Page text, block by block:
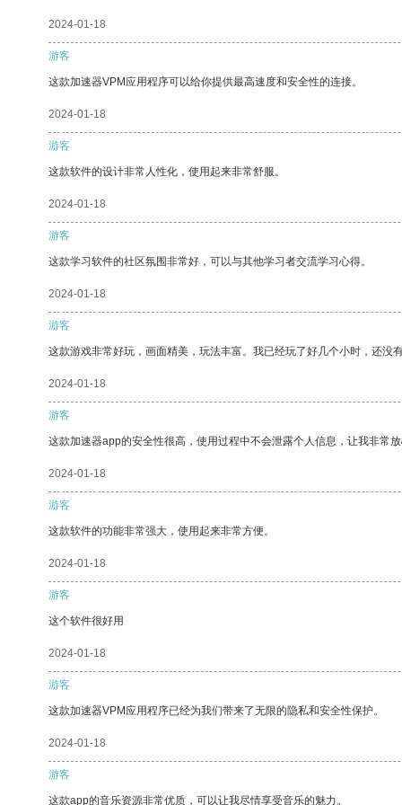
2024-01-18
游客
这款加速器VPM应用程序可以给你提供最高速度和安全性的连接。
2024-01-18
游客
这款软件的设计非常人性化，使用起来非常舒服。
2024-01-18
游客
这款学习软件的社区氛围非常好，可以与其他学习者交流学习心得。
2024-01-18
游客
这款游戏非常好玩，画面精美，玩法丰富。我已经玩了好几个小时，还没
2024-01-18
游客
这款加速器app的安全性很高，使用过程中不会泄露个人信息，让我非常
2024-01-18
游客
这款软件的功能非常强大，使用起来非常方便。
2024-01-18
游客
这个软件很好用
2024-01-18
游客
这款加速器VPM应用程序已经为我们带来了无限的隐私和安全性保护。
2024-01-18
游客
这款app的音乐资源非常优质，可以让我尽情享受音乐的魅力。